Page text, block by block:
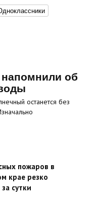
об
останется без
пожаров в
крае резко
сутки